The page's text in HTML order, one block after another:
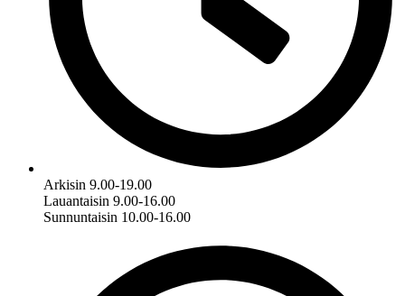
Arkisin 9.00-19.00
Lauantaisin 9.00-16.00
Sunnuntaisin 10.00-16.00